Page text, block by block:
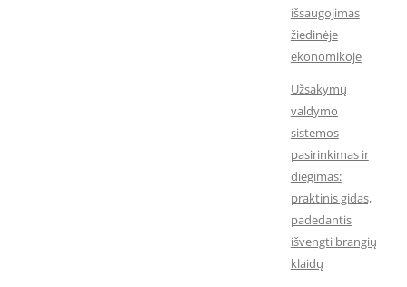
išsaugojimas
žiedinėje
ekonomikoje
Užsakymų
valdymo
sistemos
pasirinkimas ir
diegimas:
praktinis gidas,
padedantis
išvengti brangių
klaidų